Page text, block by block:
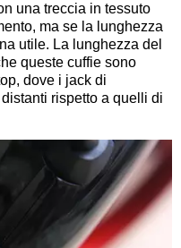
una treccia in tessuto
ma se la lunghezza
utile. La lunghezza del
queste cuffie sono
dove i jack di
rispetto a quelli di